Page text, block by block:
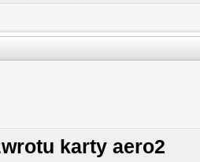
karty aero2